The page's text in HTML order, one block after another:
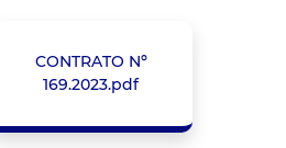
CONTRATO Nº
169.2023.pdf